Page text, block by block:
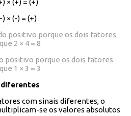
× (+) = (+)
) × (-) = (+)
positivo porque os dois fatores
2 × 4 = 8
positivo porque os dois fatores
1 × 3 = 3
diferentes
com sinais diferentes, o
se os valores absolutos